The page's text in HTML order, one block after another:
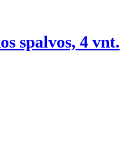
spalvos, 4 vnt.